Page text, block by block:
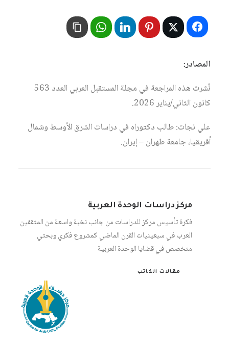
المصادر:
نُشرت هذه المراجعة في مجلة المستقبل العربي العدد 563
كانون الثاني/يناير 2026.
علي نجات: طالب دكتوراه في دراسات الشرق الأوسط وشمال
أفريقيا، جامعة طهران – إيران.
مركز دراسات الوحدة العربية
فكرة تأسيس مركز للدراسات من جانب نخبة واسعة من المثقفين
العرب في سبعينيات القرن الماضي كمشروع فكري وبحثي
متخصص في قضايا الوحدة العربية
مقالات الكاتب